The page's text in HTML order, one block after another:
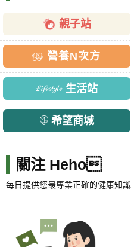
親子站
營養N次方
生活站
希望商城
關注 Heho
每日提供您最專業正確的健康知識